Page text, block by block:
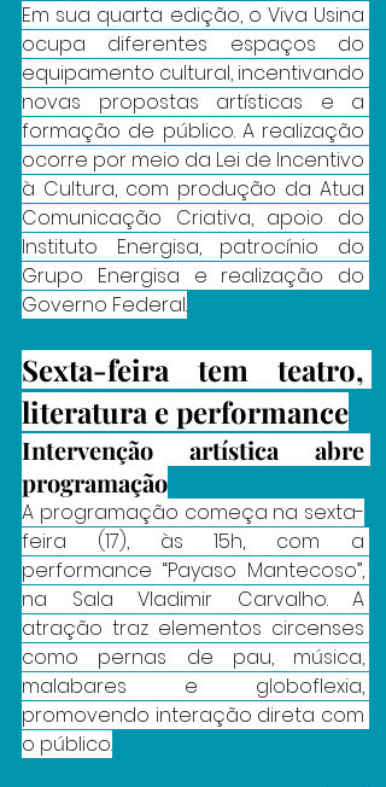
Em sua quarta edição, o Viva Usina
ocupa diferentes espaços do
equipamento cultural, incentivando
novas propostas artísticas e a
formação de público. A realização
ocorre por meio da Lei de Incentivo
à Cultura, com produção da Atua
Comunicação Criativa, apoio do
Instituto Energisa, patrocínio do
Grupo Energisa e realização do
Governo Federal.
Sexta-feira tem teatro,
literatura e performance
Intervenção artística abre
programação
A programação começa na sexta-
feira (17), às 15h, com a
performance “Payaso Mantecoso”,
na Sala Vladimir Carvalho. A
atração traz elementos circenses
como pernas de pau, música,
malabares e globoflexia,
promovendo interação direta com
o público.